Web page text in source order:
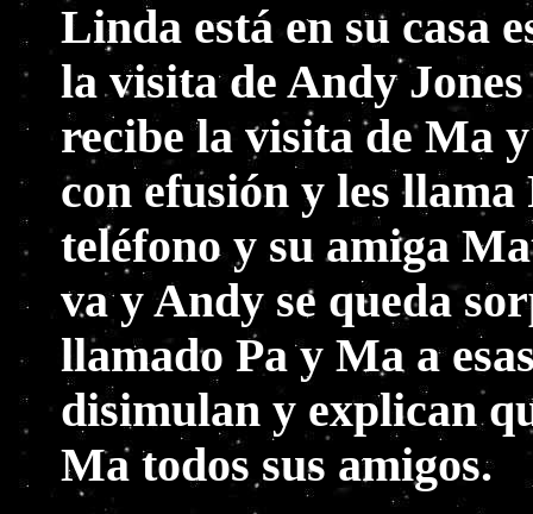
Linda está en su casa
la visita de Andy
recibe la visita de Ma
con efusión y les
teléfono y su amiga
va y Andy se queda
llamado Pa y Ma a
disimulan y explican
Ma todos sus amigos.